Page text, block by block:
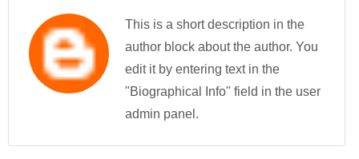
This is a short description in the
author block about the author. You
edit it by entering text in the
"Biographical Info" field in the user
admin panel.